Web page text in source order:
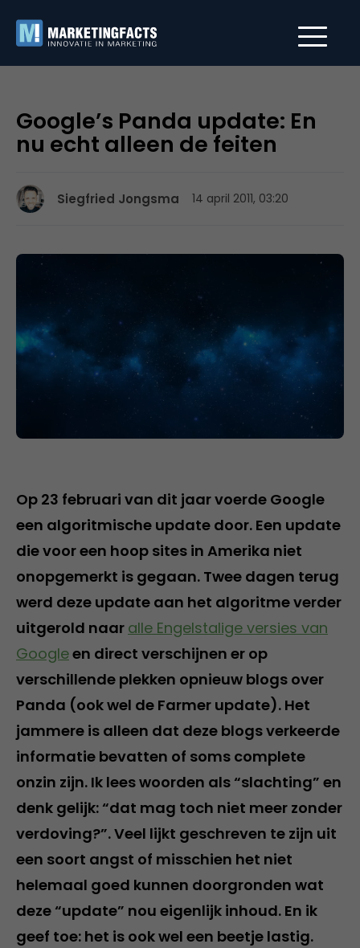
Google’s Panda update: En
nu echt alleen de feiten
Siegfried Jongsma 14 april 2011, 03:20
Op 23 februari van dit jaar voerde Google
een algoritmische update door. Een update
die voor een hoop sites in Amerika niet
onopgemerkt is gegaan. Twee dagen terug
werd deze update aan het algoritme verder
uitgerold naar alle Engelstalige versies van
Googleen direct verschijnen er op
verschillende plekken opnieuw blogs over
Panda (ook wel de Farmer update). Het
jammere is alleen dat deze blogs verkeerde
informatie bevatten of soms complete
onzin zijn. Ik lees woorden als “slachting” en
denk gelijk: “dat mag toch niet meer zonder
verdoving?”. Veel lijkt geschreven te zijn uit
een soort angst of misschien het niet
helemaal goed kunnen doorgronden wat
deze “update” nou eigenlijk inhoud. En ik
geef toe: het is ook wel een beetje lastig.